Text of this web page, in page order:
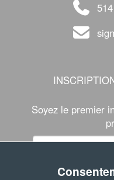
Soyez le premier